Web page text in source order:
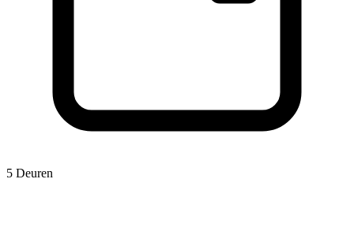
5 Deuren